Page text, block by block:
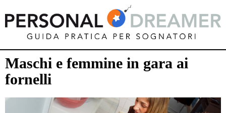
Maschi e femmine in gara ai
fornelli